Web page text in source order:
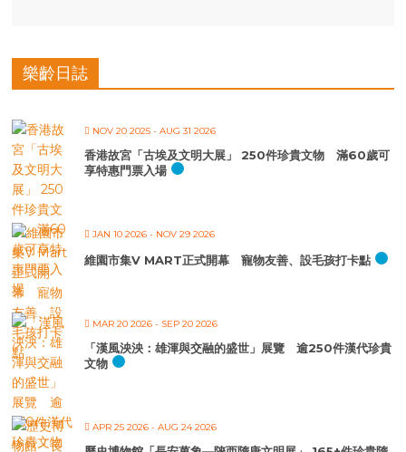
樂齡日誌
NOV 20 2025 - AUG 31 2026
香港故宮「古埃及文明大展」 250件珍貴文物 滿60歲可
享特惠門票入場
JAN 10 2026 - NOV 29 2026
維園市集V MART正式開幕 寵物友善、設毛孩打卡點
MAR 20 2026 - SEP 20 2026
「漢風泱泱：雄渾與交融的盛世」展覽 逾250件漢代珍貴
文物
APR 25 2026 - AUG 24 2026